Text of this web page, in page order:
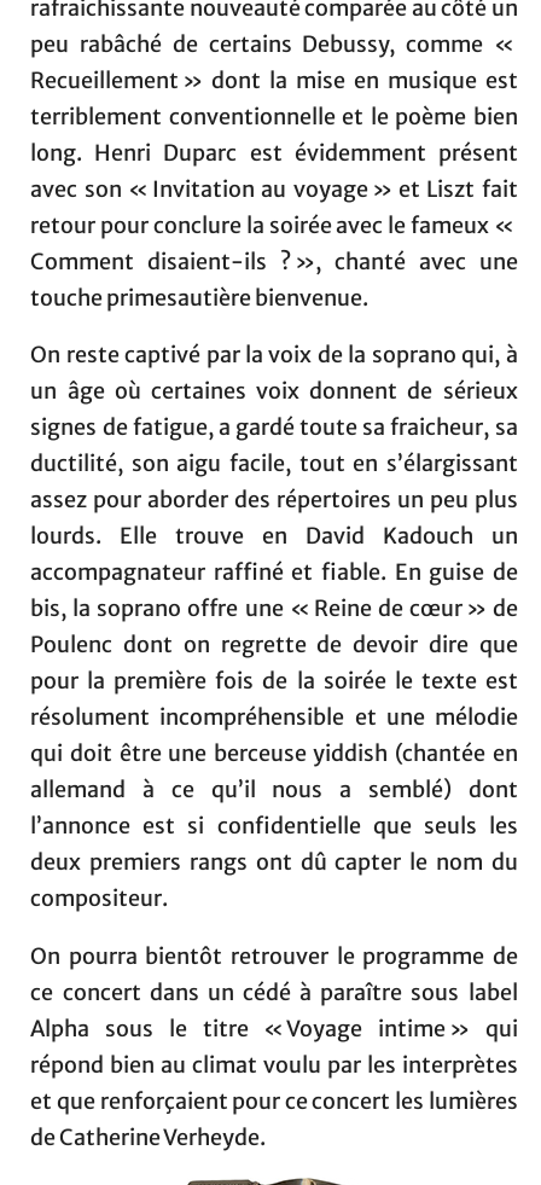
rafraichissante nouveauté comparée au côté un
peu rabâché de certains Debussy, comme «
Recueillement » dont la mise en musique est
terriblement conventionnelle et le poème bien
long. Henri Duparc est évidemment présent
avec son « Invitation au voyage » et Liszt fait
retour pour conclure la soirée avec le fameux «
Comment disaient-ils ? », chanté avec une
touche primesautière bienvenue.
On reste captivé par la voix de la soprano qui, à
un âge où certaines voix donnent de sérieux
signes de fatigue, a gardé toute sa fraicheur, sa
ductilité, son aigu facile, tout en s’élargissant
assez pour aborder des répertoires un peu plus
lourds. Elle trouve en David Kadouch un
accompagnateur raffiné et fiable. En guise de
bis, la soprano offre une « Reine de cœur » de
Poulenc dont on regrette de devoir dire que
pour la première fois de la soirée le texte est
résolument incompréhensible et une mélodie
qui doit être une berceuse yiddish (chantée en
allemand à ce qu’il nous a semblé) dont
l’annonce est si confidentielle que seuls les
deux premiers rangs ont dû capter le nom du
compositeur.
On pourra bientôt retrouver le programme de
ce concert dans un cédé à paraître sous label
Alpha sous le titre « Voyage intime » qui
répond bien au climat voulu par les interprètes
et que renforçaient pour ce concert les lumières
de Catherine Verheyde.